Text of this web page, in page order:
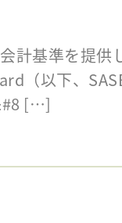
計基準を提
（以下、
[…]